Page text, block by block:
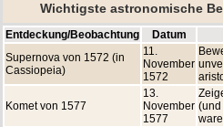
Wichtigste astronomische
Entdeckung/Beobachtung Datum
Supernova von 1572 (in
Cassiopeia)
11.
November
1572
Komet von 1577
13.
November
1577
(und